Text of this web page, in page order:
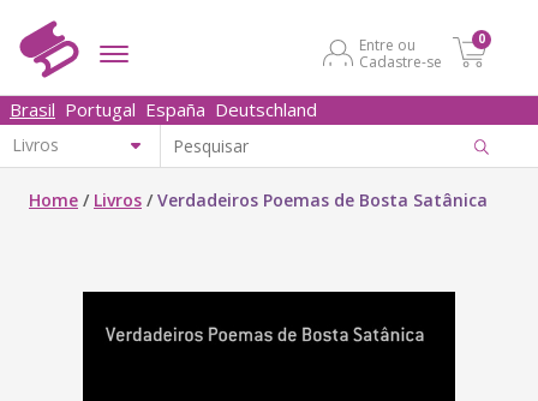
Entre ou
Cadastre-se
0
Brasil Portugal España Deutschland
Home / Livros /Verdadeiros Poemas de Bosta Satânica